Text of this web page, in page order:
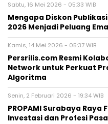
Sabtu, 16 Mei 2026 - 05:33 WIB
Mengapa Diskon
2026 Menjadi Peluang
Kamis, 14 Mei 2026 - 05:37 WIB
Persrilis.com Resmi
Network untuk Perkuat
Algoritma
Senin, 2 Februari 2026 - 19:34 WIB
PROPAMI Surabaya Raya
Investasi dan Profesi